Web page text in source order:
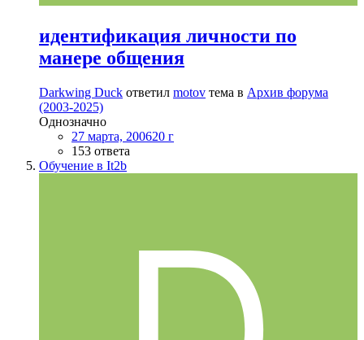
идентификация личности по
манере общения
Darkwing Duck ответил motov тема в Архив форума
(2003-2025)
Однозначно
27 марта, 200620 г
153 ответа
Обучение в It2b